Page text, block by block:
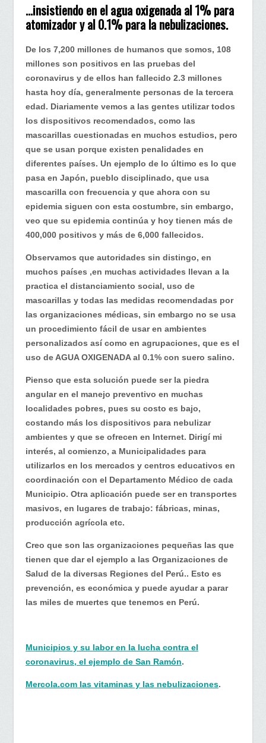
…insistiendo en el agua oxigenada al 1% para
atomizador y al 0.1% para la nebulizaciones.
De los 7,200 millones de humanos que somos, 108
millones son positivos en las pruebas del
coronavirus y de ellos han fallecido 2.3 millones
hasta hoy día, generalmente personas de la tercera
edad. Diariamente vemos a las gentes utilizar todos
los dispositivos recomendados, como las
mascarillas cuestionadas en muchos estudios, pero
que se usan porque existen penalidades en
diferentes países. Un ejemplo de lo último es lo que
pasa en Japón, pueblo disciplinado, que usa
mascarilla con frecuencia y que ahora con su
epidemia siguen con esta costumbre, sin embargo,
veo que su epidemia continúa y hoy tienen más de
400,000 positivos y más de 6,000 fallecidos.
Observamos que autoridades sin distingo, en
muchos países ,en muchas actividades llevan a la
practica el distanciamiento social, uso de
mascarillas y todas las medidas recomendadas por
las organizaciones médicas, sin embargo no se usa
un procedimiento fácil de usar en ambientes
personalizados así como en agrupaciones, que es el
uso de AGUA OXIGENADA al 0.1% con suero salino.
Pienso que esta solución puede ser la piedra
angular en el manejo preventivo en muchas
localidades pobres, pues su costo es bajo,
costando más los dispositivos para nebulizar
ambientes y que se ofrecen en Internet. Dirigí mi
interés, al comienzo, a Municipalidades para
utilizarlos en los mercados y centros educativos en
coordinación con el Departamento Médico de cada
Municipio. Otra aplicación puede ser en transportes
masivos, en lugares de trabajo: fábricas, minas,
producción agrícola etc.
Creo que son las organizaciones pequeñas las que
tienen que dar el ejemplo a las Organizaciones de
Salud de la diversas Regiones del Perú.. Esto es
prevención, es económica y puede ayudar a parar
las miles de muertes que tenemos en Perú.
Municipios y su labor en la lucha contra el
coronavirus, el ejemplo de San Ramón.
Mercola.com las vitaminas y las nebulizaciones.